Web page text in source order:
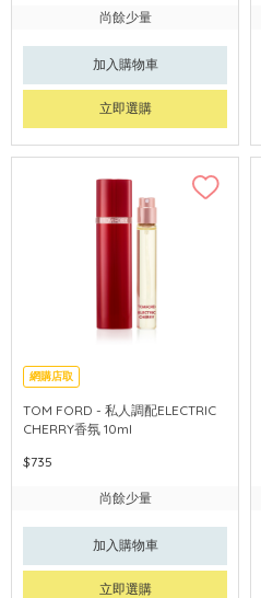
尚餘少量
加入購物車
立即選購
網購店取
TOM FORD - 私人調配ELECTRIC
CHERRY香氛 10ml
$735
尚餘少量
加入購物車
立即選購